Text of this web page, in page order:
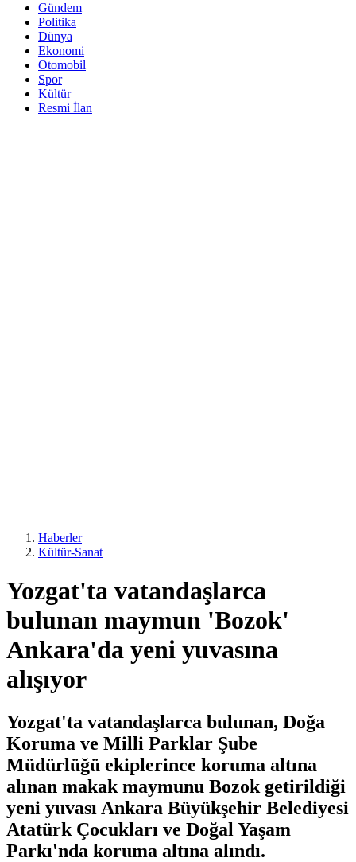
Gündem
Politika
Dünya
Ekonomi
Otomobil
Spor
Kültür
Resmi İlan
Haberler
Kültür-Sanat
Yozgat'ta vatandaşlarca
bulunan maymun 'Bozok'
Ankara'da yeni yuvasına
alışıyor
Yozgat'ta vatandaşlarca bulunan, Doğa
Koruma ve Milli Parklar Şube
Müdürlüğü ekiplerince koruma altına
alınan makak maymunu Bozok getirildiği
yeni yuvası Ankara Büyükşehir Belediyesi
Atatürk Çocukları ve Doğal Yaşam
Parkı'nda koruma altına alındı.